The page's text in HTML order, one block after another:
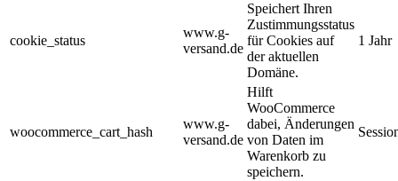
cookie_status
www.g-
versand.de
Speichert Ihren
Zustimmungsstatus
für Cookies auf
der aktuellen
Domäne.
1 Jahr
woocommerce_cart_hash
www.g-
versand.de
Hilft
WooCommerce
dabei, Änderungen
von Daten im
Warenkorb zu
speichern.